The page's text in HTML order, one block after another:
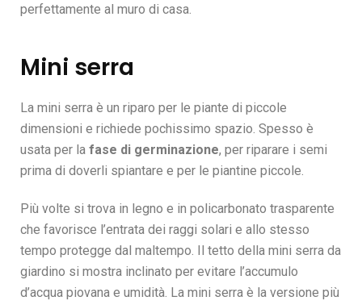
perfettamente al muro di casa.
Mini serra
La mini serra è un riparo per le piante di piccole
dimensioni e richiede pochissimo spazio. Spesso è
usata per la fase di germinazione, per riparare i semi
prima di doverli spiantare e per le piantine piccole.
Più volte si trova in legno e in policarbonato trasparente
che favorisce l’entrata dei raggi solari e allo stesso
tempo protegge dal maltempo. Il tetto della mini serra da
giardino si mostra inclinato per evitare l’accumulo
d’acqua piovana e umidità. La mini serra è la versione più